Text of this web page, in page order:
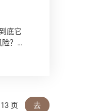
底它
？
页 去